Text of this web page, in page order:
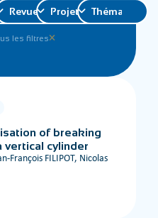
les filtres
of breaking
vertical cylinder
François FILIPOT, Nicolas